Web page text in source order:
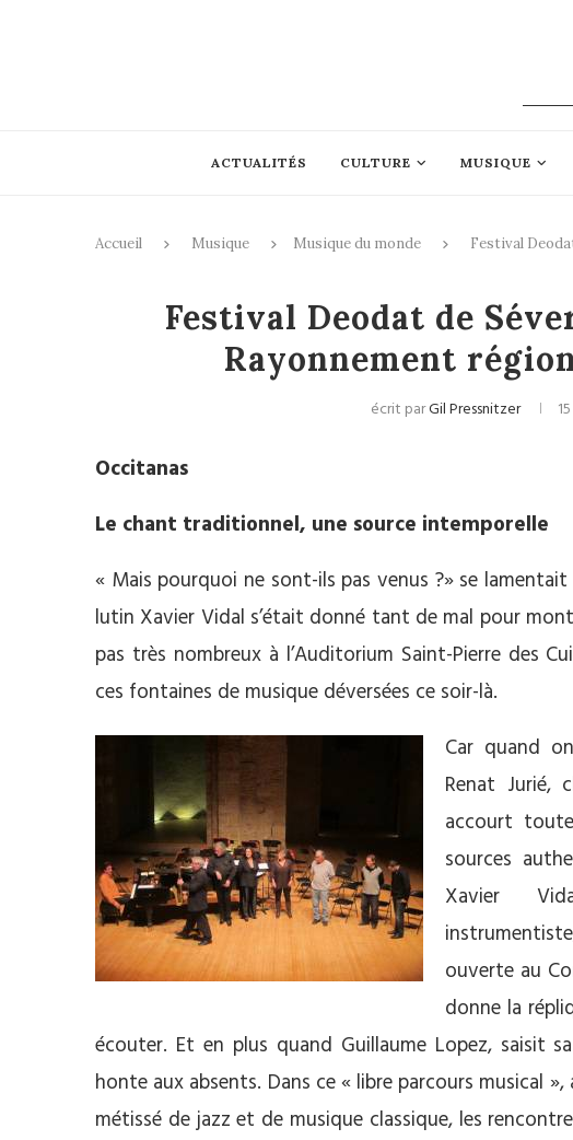
ACTUALITÉS CULTURE MUSIQUE
Accueil Musique Musique du monde Festival
Musique du monde
Festival Deodat de
Rayonnement
écrit parGil Pressnitzer
Occitanas
Le chant traditionnel, une source intemporelle
« Mais pourquoi ne sont-ils pas venus ?» se
lutin Xavier Vidal s’était donné tant de mal pour
pas très nombreux à l’Auditorium Saint-Pierre des
ces fontaines de musique déversées ce soir-là.
Car quand
Renat Jurié,
accourt
sources
Xavier
ouverte au
donne la
écouter. Et en plus quand Guillaume Lopez, saisit
honte aux absents. Dans ce « libre parcours musical
métissé de jazz et de musique classique, les